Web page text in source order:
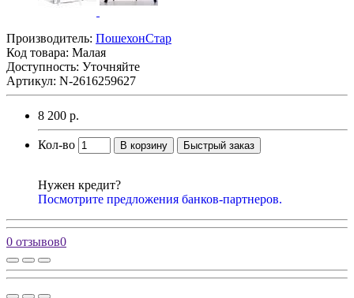
Производитель: ПошехонСтар
Код товара: Малая
Доступность: Уточняйте
Артикул: N-2616259627
8 200 р.
Кол-во В корзину Быстрый заказ
Нужен кредит?
Посмотрите предложения банков-партнеров.
0 отзывов0